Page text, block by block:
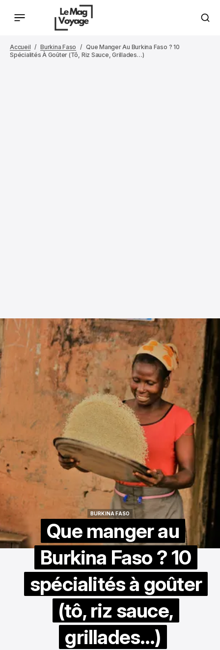
Accueil Burkina Faso
Que Manger Au Burkina Faso ? 10
Spécialités À Goûter (tô, Riz Sauce, Grillades…)
BURKINA FASO
Que manger au
Burkina Faso ? 10
spécialités à goûter
(tô, riz sauce,
grillades…)